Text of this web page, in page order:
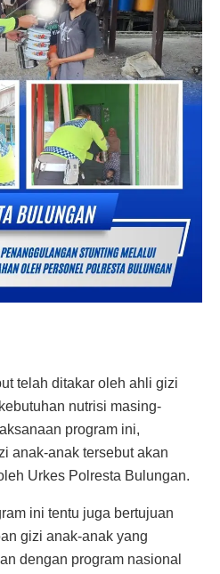
telah ditakar oleh ahli gizi
nutrisi masing-
program ini,
anak-anak tersebut akan
Urkes Polresta Bulungan.
ini tentu juga bertujuan
gizi anak-anak yang
dengan program nasional